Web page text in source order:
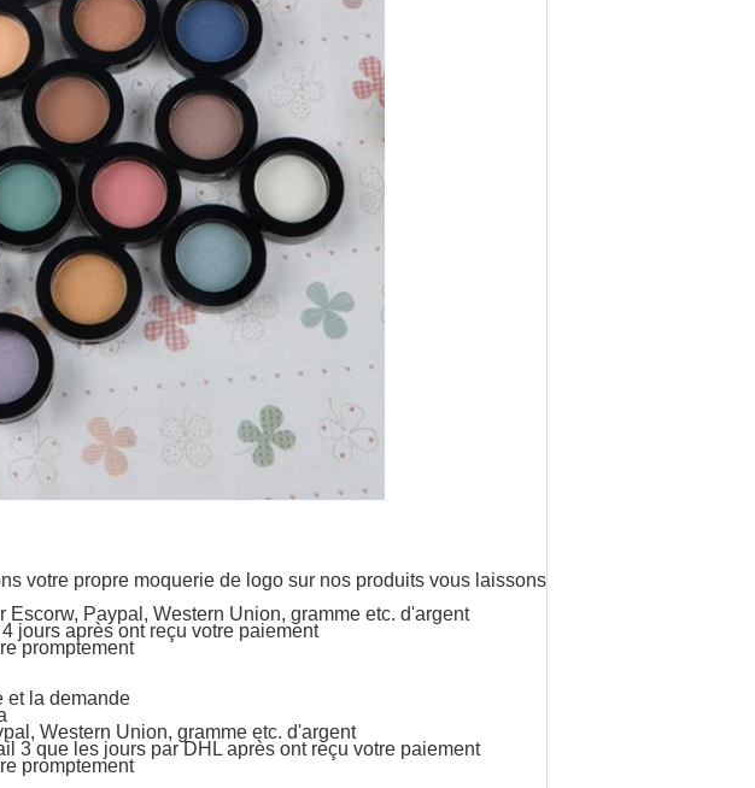
votre propre moquerie de logo sur nos produits vous laissons
Paypal, Western Union, gramme etc. d'argent
jours après ont reçu votre paiement
promptement
et la demande
Western Union, gramme etc. d'argent
3 que les jours par DHL après ont reçu votre paiement
promptement